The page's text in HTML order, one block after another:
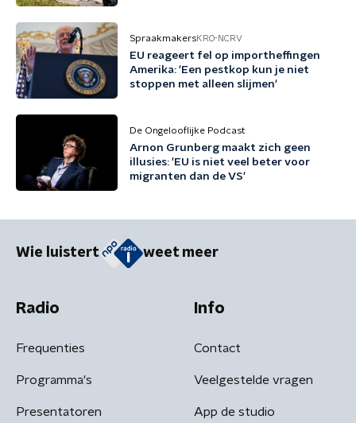
SpraakmakersKRO-NCRV
EU reageert fel op importheffingen
Amerika: 'Een pestkop kun je niet
stoppen met alleen slijmen'
De Ongelooflijke Podcast
Arnon Grunberg maakt zich geen
illusies: 'EU is niet veel beter voor
migranten dan de VS'
Wie luistert weet meer
Radio
Frequenties
Programma's
Presentatoren
Info
Contact
Veelgestelde vragen
App de studio